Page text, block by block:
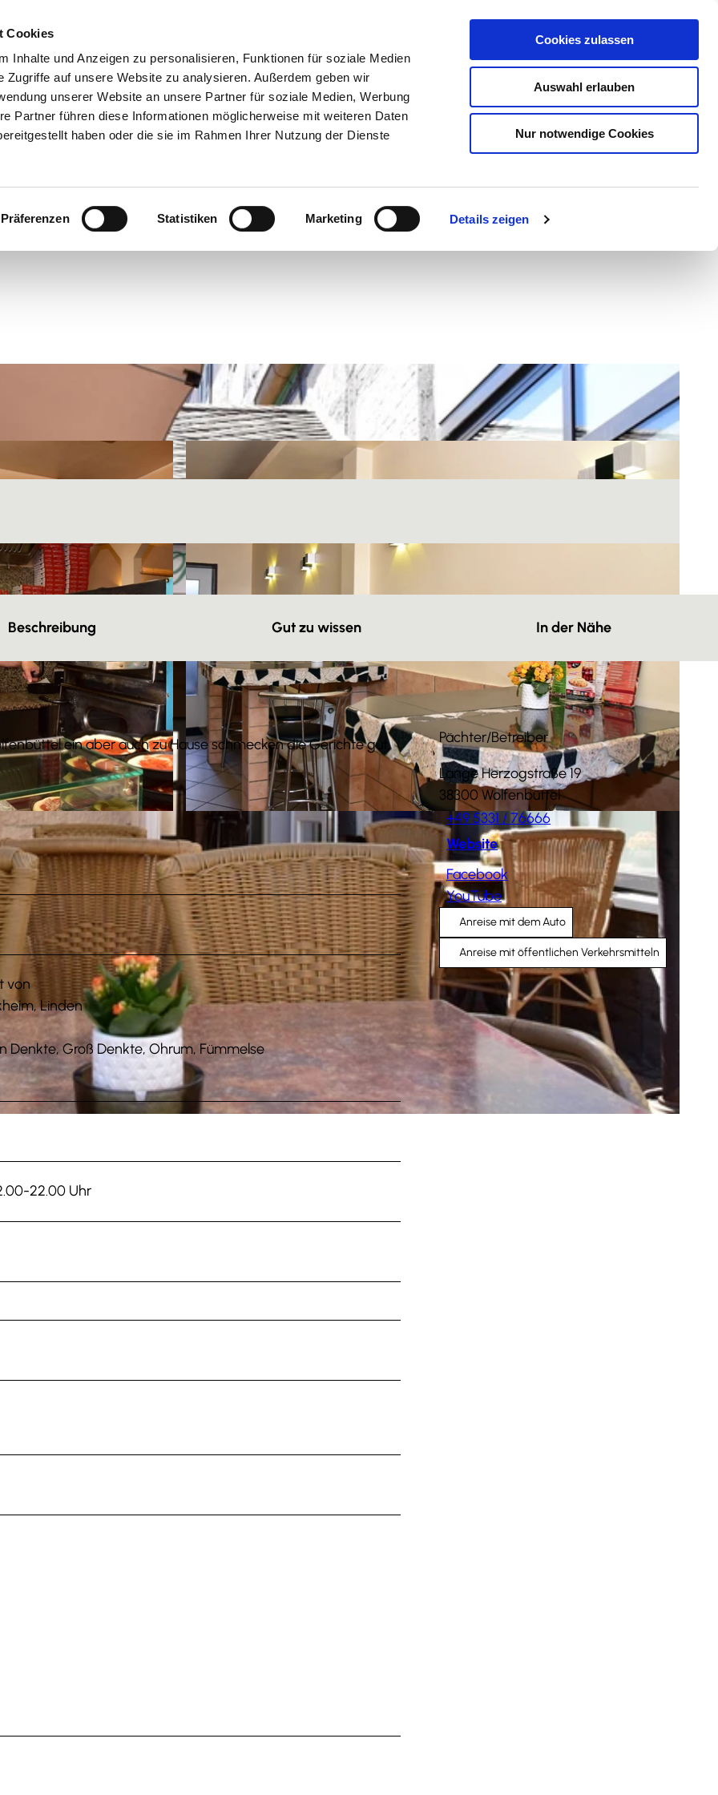
Cookies
Inhalte und Anzeigen zu personalisieren, Funktionen für soziale Medien
Zugriffe auf unsere Website zu analysieren. Außerdem geben wir
unserer Website an unsere Partner für soziale Medien, Werbung
Partner führen diese Informationen möglicherweise mit weiteren Daten
haben oder die sie im Rahmen Ihrer Nutzung der Dienste
Präferenzen Statistiken Marketing Details zeigen
Cookies zulassen
Auswahl erlauben
Nur notwendige Cookies
Genuss Suche Veranstaltungen
© Frank Rutzen
Beschreibung Gut zu wissen In der Nähe
ein aber auch zu Hause schmecken die Gerichte gut.
von
Linden
Denkte, Groß Denkte, Ohrum, Fümmelse
22.00 Uhr
Pächter/Betreiber
Lange Herzogstraße 19
38300 Wolfenbüttel
+49 5331 / 76666
Website
Facebook
YouTube
Anreise mit dem Auto
Anreise mit öffentlichen Verkehrsmitteln